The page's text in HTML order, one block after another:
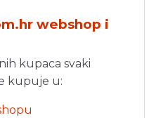
webshop i
kupaca svaki
kupuje u: